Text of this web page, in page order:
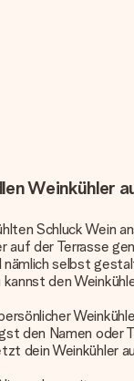
Weinkühler
Schluck Wein
der Terrasse
nämlich selbst
den
den Namen oder
dein Weinkühler